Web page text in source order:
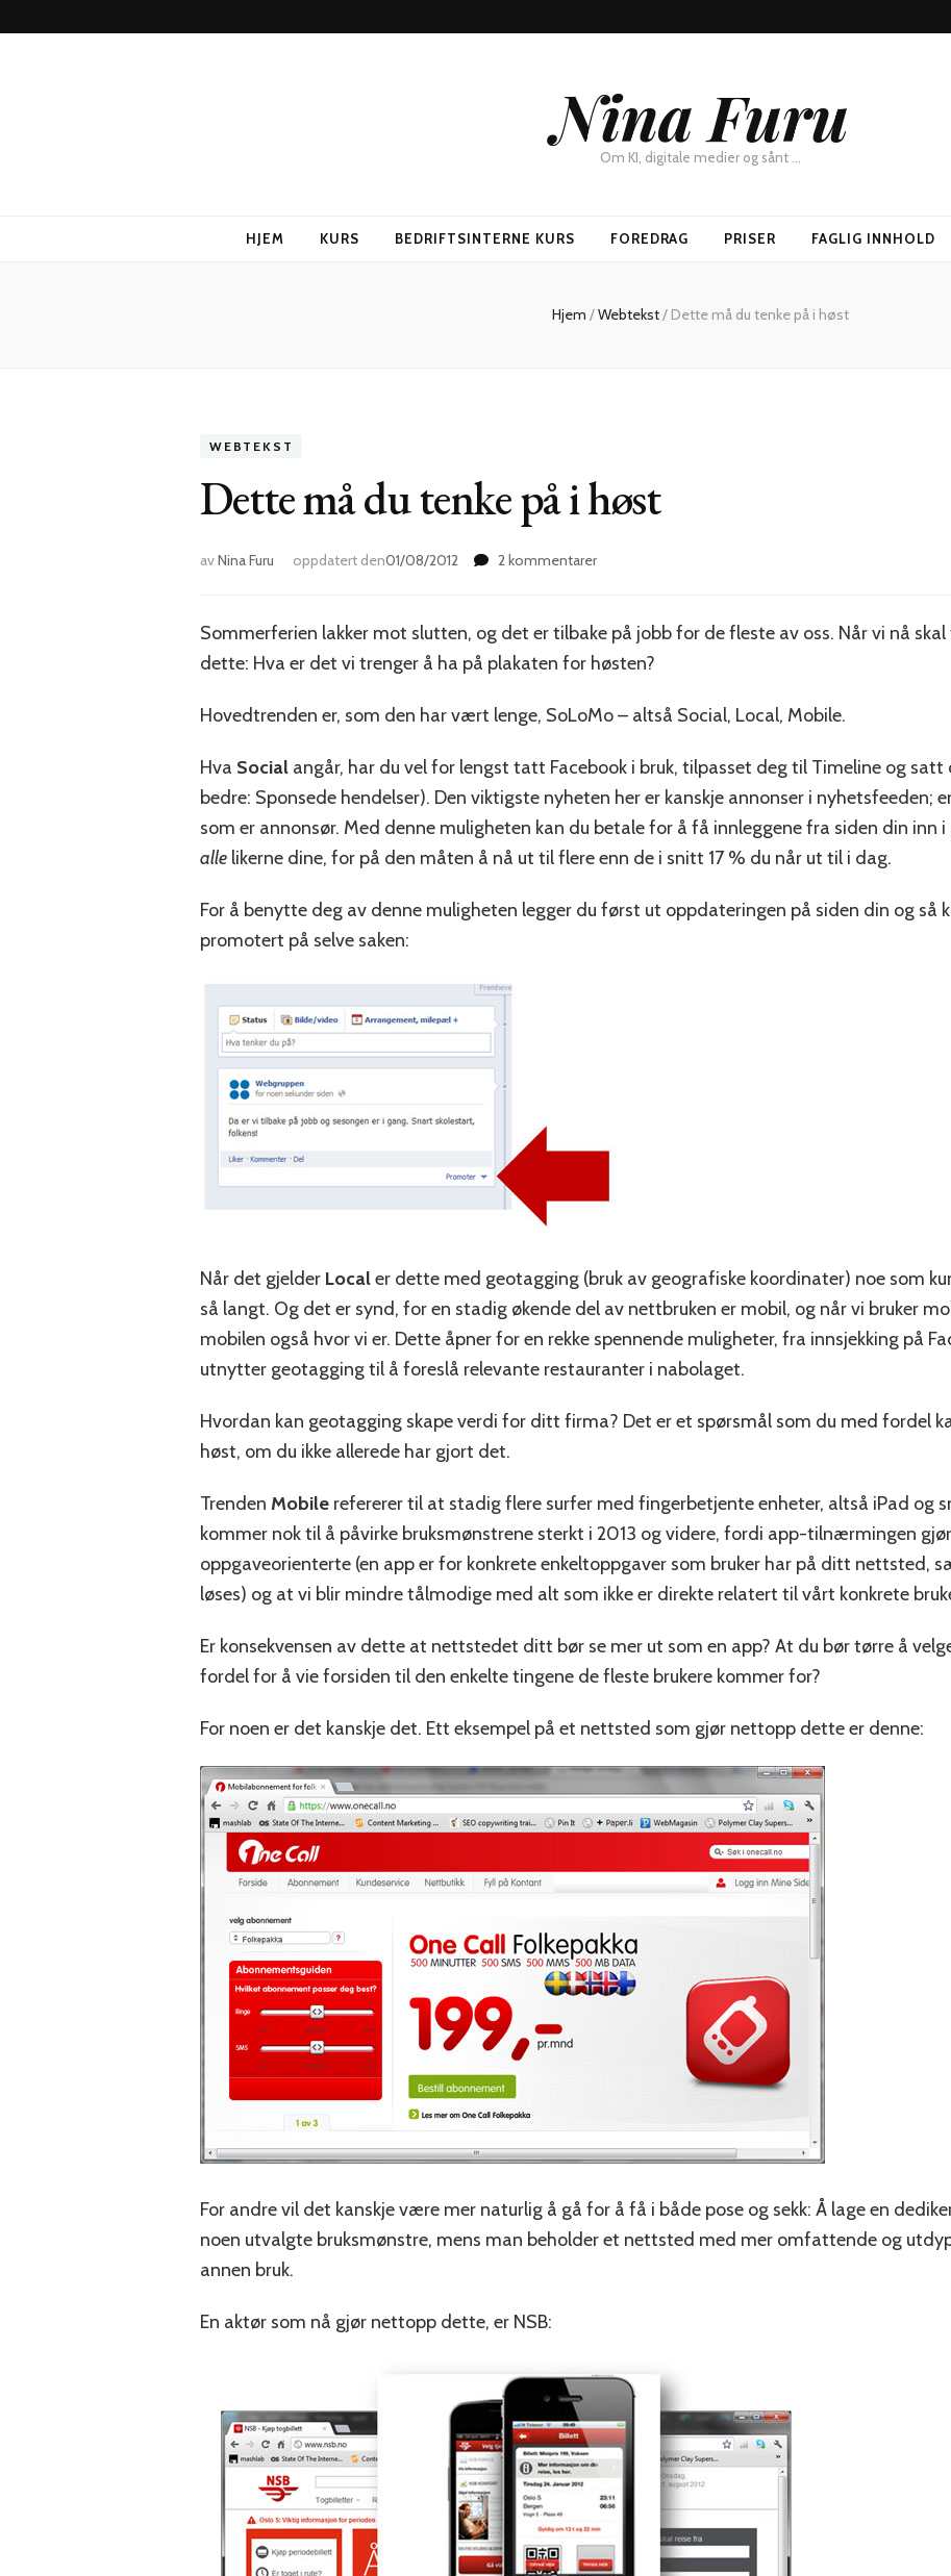
Nina Furu
Om KI, digitale medier og sånt …
HJEM KURS BEDRIFTSINTERNE KURS FOREDRAG PRISER FAGLIG INNHOLD
Hjem /Webtekst/ Dette må du tenke på i høst
WEBTEKST
Dette må du tenke på i høst
avNina Furu oppdatert den01/08/2012 2 kommentarertil
tenke
på
høst
Sommerferien lakker mot slutten, og det er tilbake på jobb for de fleste av oss. Når vi nå
dette: Hva er det vi trenger å ha på plakaten for høsten?
Hovedtrenden er, som den har vært lenge, SoLoMo – altså Social, Local, Mobile.
Hva Social angår, har du vel for lengst tatt Facebook i bruk, tilpasset deg til Timeline og satt
bedre: Sponsede hendelser). Den viktigste nyheten her er kanskje annonser i nyhetsfeeden;
som er annonsør. Med denne muligheten kan du betale for å få innleggene fra siden din
alle likerne dine, for på den måten å nå ut til flere enn de i snitt 17 % du når ut til i dag.
For å benytte deg av denne muligheten legger du først ut oppdateringen på siden din og så
promotert på selve saken:
Når det gjelder Localer dette med geotagging (bruk av geografiske koordinater) noe som
så langt. Og det er synd, for en stadig økende del av nettbruken er mobil, og når vi bruker
mobilen også hvor vi er. Dette åpner for en rekke spennende muligheter, fra innsjekking på
utnytter geotagging til å foreslå relevante restauranter i nabolaget.
Hvordan kan geotagging skape verdi for ditt firma? Det er et spørsmål som du med fordel
høst, om du ikke allerede har gjort det.
Trenden Mobile refererer til at stadig flere surfer med fingerbetjente enheter, altså iPad og
kommer nok til å påvirke bruksmønstrene sterkt i 2013 og videre, fordi app-tilnærmingen
oppgaveorienterte (en app er for konkrete enkeltoppgaver som bruker har på ditt nettsted,
løses) og at vi blir mindre tålmodige med alt som ikke er direkte relatert til vårt konkrete
Er konsekvensen av dette at nettstedet ditt bør se mer ut som en app? At du bør tørre å
fordel for å vie forsiden til den enkelte tingene de fleste brukere kommer for?
For noen er det kanskje det. Ett eksempel på et nettsted som gjør nettopp dette er denne:
For andre vil det kanskje være mer naturlig å gå for å få i både pose og sekk: Å lage en
noen utvalgte bruksmønstre, mens man beholder et nettsted med mer omfattende og
annen bruk.
En aktør som nå gjør nettopp dette, er NSB: